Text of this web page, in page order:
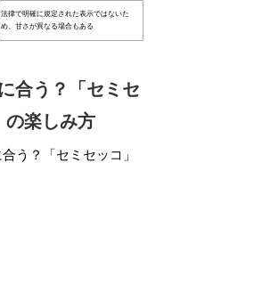
法律で明確に規定された表示ではないた
め、甘さが異なる場合もある
合う？「セミセ
の楽しみ方